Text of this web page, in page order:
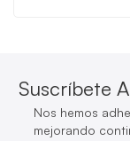
Suscríbete
Nos hemos
mejorando